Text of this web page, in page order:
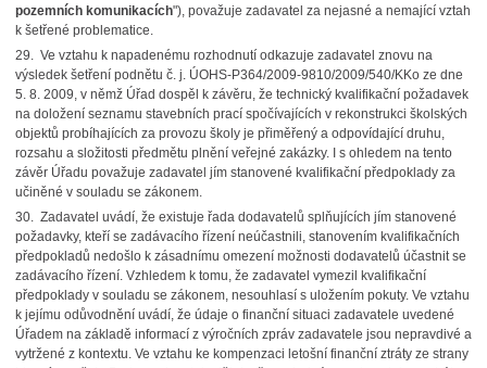
pozemních komunikacích"), považuje zadavatel za nejasné a nemající vztah
k šetřené problematice.
29. Ve vztahu k napadenému rozhodnutí odkazuje zadavatel znovu na
výsledek šetření podnětu č. j. ÚOHS-P364/2009-9810/2009/540/KKo ze dne
5. 8. 2009, v němž Úřad dospěl k závěru, že technický kvalifikační požadavek
na doložení seznamu stavebních prací spočívajících v rekonstrukci školských
objektů probíhajících za provozu školy je přiměřený a odpovídající druhu,
rozsahu a složitosti předmětu plnění veřejné zakázky. I s ohledem na tento
závěr Úřadu považuje zadavatel jím stanovené kvalifikační předpoklady za
učiněné v souladu se zákonem.
30. Zadavatel uvádí, že existuje řada dodavatelů splňujících jím stanovené
požadavky, kteří se zadávacího řízení neúčastnili, stanovením kvalifikačních
předpokladů nedošlo k zásadnímu omezení možnosti dodavatelů účastnit se
zadávacího řízení. Vzhledem k tomu, že zadavatel vymezil kvalifikační
předpoklady v souladu se zákonem, nesouhlasí s uložením pokuty. Ve vztahu
k jejímu odůvodnění uvádí, že údaje o finanční situaci zadavatele uvedené
Úřadem na základě informací z výročních zpráv zadavatele jsou nepravdivé a
vytržené z kontextu. Ve vztahu ke kompenzaci letošní finanční ztráty ze strany